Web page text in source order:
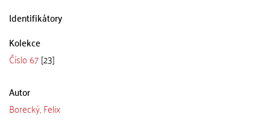
Identifikátory
Kolekce
Číslo 67[23]
Autor
Borecký, Felix